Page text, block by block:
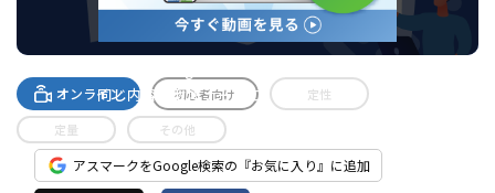
同じ内容のセミナーがご視聴いただけます。
オンライン 初心者向け 定性
定量 その他
アスマークをGoogle検索の『お気に入り』に追加